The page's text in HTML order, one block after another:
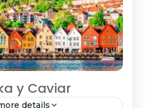
y Caviar
details